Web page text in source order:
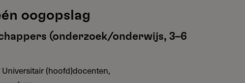
oogopslag
(onderzoek/onderwijs, 3–6
Universitair (hoofd)docenten,